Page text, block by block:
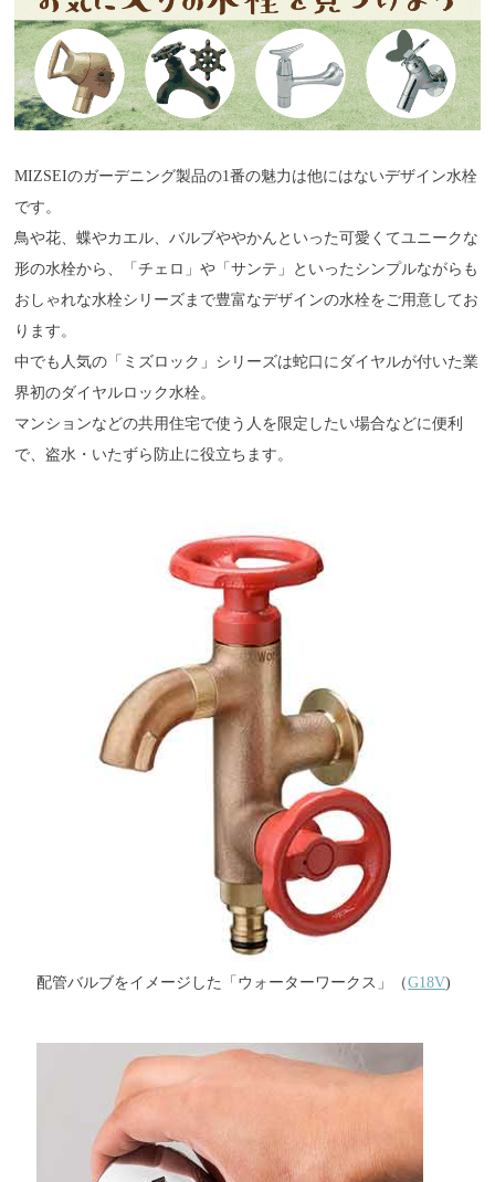
MIZSEIのガーデニング製品の1番の魅力は他にはないデザイン水栓
です。
鳥や花、蝶やカエル、バルブややかんといった可愛くてユニークな
形の水栓から、「チェロ」や「サンテ」といったシンプルながらも
おしゃれな水栓シリーズまで豊富なデザインの水栓をご用意してお
ります。
中でも人気の「ミズロック」シリーズは蛇口にダイヤルが付いた業
界初のダイヤルロック水栓。
マンションなどの共用住宅で使う人を限定したい場合などに便利
で、盗水・いたずら防止に役立ちます。
配管バルブをイメージした「ウォーターワークス」（G18V)